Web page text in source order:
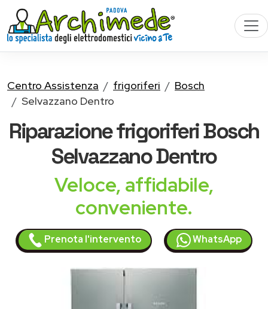
Centro Assistenza frigoriferi
Bosch
Selvazzano Dentro
Riparazionefrigoriferi Bosch
Selvazzano Dentro
Veloce, affidabile,
conveniente.
Prenota l'intervento WhatsApp